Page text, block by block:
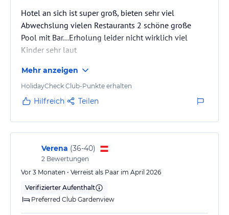
Hotel an sich ist super groß, bieten sehr viel
Abwechslung vielen Restaurants 2 schöne große
Pool mit Bar…Erholung leider nicht wirklich viel
Kinder sehr laut
Mehr anzeigen
HolidayCheck Club-Punkte erhalten
Hilfreich Teilen
Verena (36-40)
2 Bewertungen
Vor 3 Monaten • Verreist als Paar im April 2026
Verifizierter Aufenthalt
Preferred Club Gardenview